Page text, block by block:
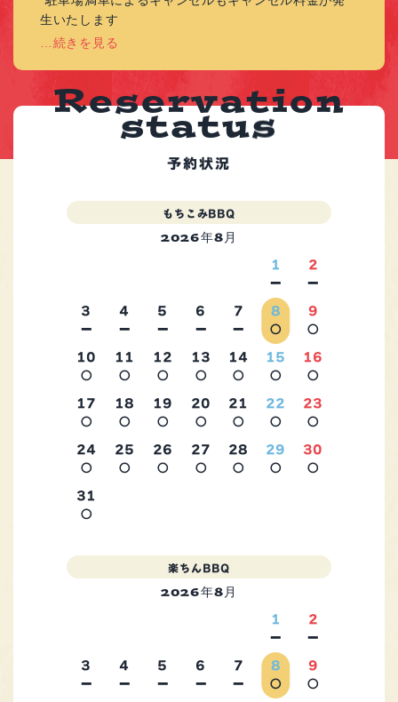
生いたします
…続きを見る
Reservation
status
予約状況
もちこみBBQ
2026年8月
1
－
2
－
3
－
4
－
5
－
6
－
7
－
8
○
9
○
10
○
11
○
12
○
13
○
14
○
15
○
16
○
17
○
18
○
19
○
20
○
21
○
22
○
23
○
24
○
25
○
26
○
27
○
28
○
29
○
30
○
31
○
2026年9月
楽ちんBBQ
2026年8月
1
－
2
－
3
－
4
－
5
－
6
－
7
－
8
○
9
○